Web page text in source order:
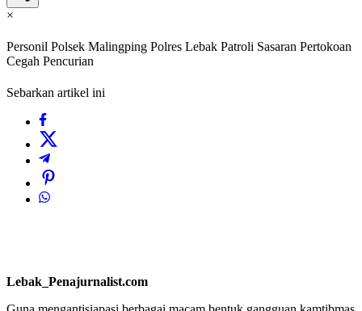
×
Personil Polsek Malingping Polres Lebak Patroli Sasaran Pertokoan
Cegah Pencurian
Sebarkan artikel ini
Lebak_Penajurnalist.com